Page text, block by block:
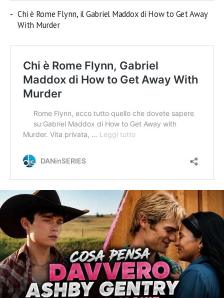
Chi è Rome Flynn, il Gabriel Maddox di How to Get Away
With Murder